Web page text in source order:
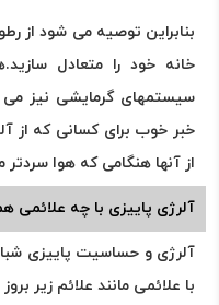
بنابراین توصیه می شود از
خانه خود را متعادل
سیستمهای گرمایشی نیز می
خبر خوب برای کسانی که از
از آنها هنگامی که هوا
آلرژی پاییزی با چه علائمی
آلرژی و حساسیت پاییزی
با علائمی مانند علائم زیر